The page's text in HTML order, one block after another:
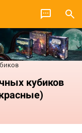
кубиков